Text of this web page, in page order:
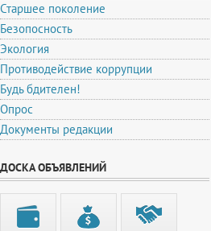
Старшее поколение
Безопосность
Экология
Противодействие коррупции
Будь бдителен!
Опрос
Документы редакции
ДОСКА ОБЪЯВЛЕНИЙ